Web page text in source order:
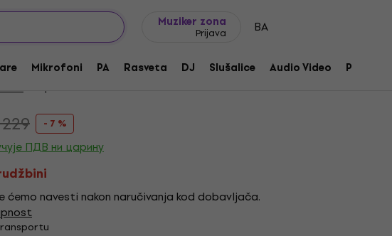
Muziker zona
Prijava BA
Mikrofoni PA Rasveta DJ Slušalice Audio Video Pribor
X1 R Pasivni mikrofon
Kod proizvoda:
- 7 %
ПДВ ни царину
ćemo navesti nakon naručivanja kod dobavljača.